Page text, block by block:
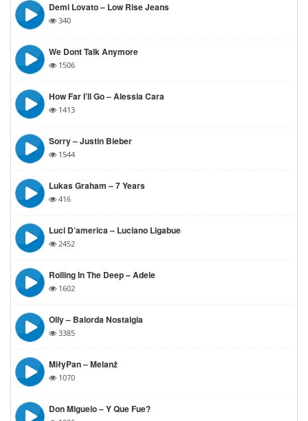
Demi Lovato – Low Rise Jeans
340
We Dont Talk Anymore
1506
How Far I’ll Go – Alessia Cara
1413
Sorry – Justin Bieber
1544
Lukas Graham – 7 Years
416
Luci D’america – Luciano Ligabue
2452
Rolling In The Deep – Adele
1602
Olly – Balorda Nostalgia
3385
MiłyPan – Melanż
1070
Don Miguelo – Y Que Fue?